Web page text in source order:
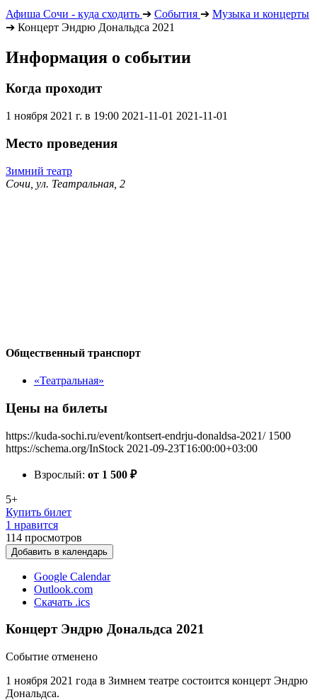
Афиша Сочи - куда сходить ➔ События ➔ Музыка и концерты
➔ Концерт Эндрю Дональдса 2021
Информация о событии
Когда проходит
1 ноября 2021 г. в 19:00 2021-11-01 2021-11-01
Место проведения
Зимний театр
Сочи, ул. Театральная, 2
Общественный транспорт
«Театральная»
Цены на билеты
https://kuda-sochi.ru/event/kontsert-endrju-donaldsa-2021/ 1500
https://schema.org/InStock 2021-09-23T16:00:00+03:00
Взрослый: от 1 500 ₽
5+
Купить билет
1 нравится
114 просмотров
Добавить в календарь
Google Calendar
Outlook.com
Скачать .ics
Концерт Эндрю Дональдса 2021
Событие отменено
1 ноября 2021 года в Зимнем театре состоится концерт Эндрю
Дональдса.